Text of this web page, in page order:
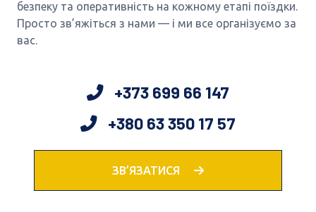
безпеку та оперативність на кожному етапі поїздки.
Просто зв’яжіться з нами — і ми все організуємо за
вас.
+373 699 66 147
+380 63 350 17 57
ЗВ’ЯЗАТИСЯ